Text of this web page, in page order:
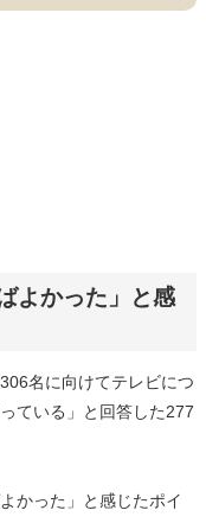
よかった」と感
名に向けてテレビにつ
ている」と回答した277
かった」と感じたポイ